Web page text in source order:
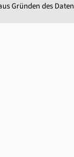
Gründen des